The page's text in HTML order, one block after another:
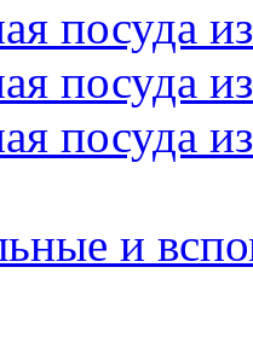
посуда
посуда
посуда
и